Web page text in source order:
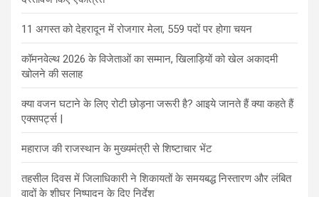
11 अगस्त को देहरादून में रोजगार मेला, 559 पदों पर होगा चयन
कॉमनवेल्थ 2026 के विजेताओं का सम्मान, खिलाड़ियों को खेल अकादमी
खोलने की सलाह
क्या वजन घटाने के लिए रोटी छोड़ना जरूरी है? आइये जानते हैं क्या कहते हैं
एक्सपर्ट्स |
महाराज की राजस्थान के मुख्यमंत्री से शिष्टाचार भेंट
तहसील दिवस में जिलाधिकारी ने शिकायतों के समयबद्ध निस्तारण और लंबित
वादों के शीघ्र निष्पादन के दिए निर्देश